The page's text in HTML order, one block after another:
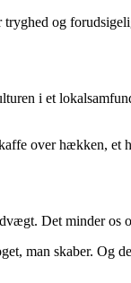
og
i et
over hækken,
Det minder os
man skaber.